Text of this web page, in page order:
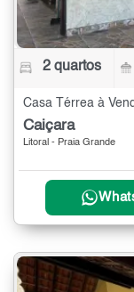
2 quartos
Casa Térrea à
Caiçara
Litoral - Praia Grande